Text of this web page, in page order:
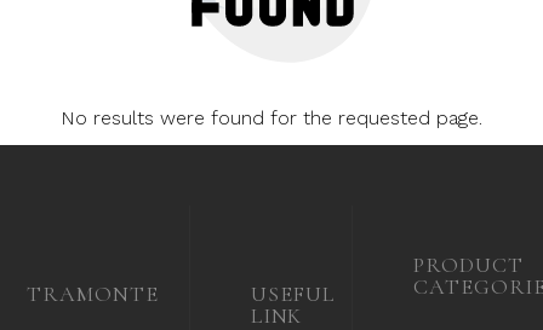
No results were found for the requested page.
TRAMONTE
USEFUL
LINK
PRODUCT